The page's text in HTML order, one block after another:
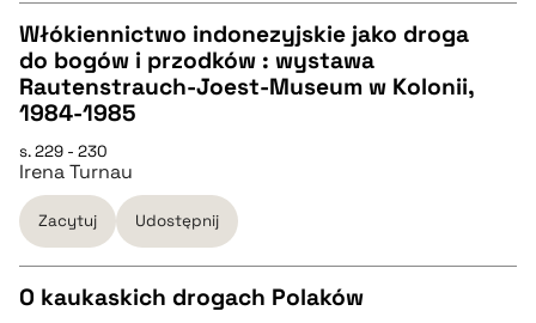
pobierz cytat
CZYSTY TEKST
pobierz cytat
BIBTEX
pobierz cytat
Włókiennictwo indonezyjskie jako droga
do bogów i przodków : wystawa
Rautenstrauch-Joest-Museum w Kolonii,
1984-1985
s. 229 - 230
Irena Turnau
Zacytuj Udostępnij
O kaukaskich drogach Polaków